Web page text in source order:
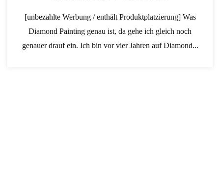
[unbezahlte Werbung / enthält Produktplatzierung] Was
Diamond Painting genau ist, da gehe ich gleich noch
genauer drauf ein. Ich bin vor vier Jahren auf Diamond...